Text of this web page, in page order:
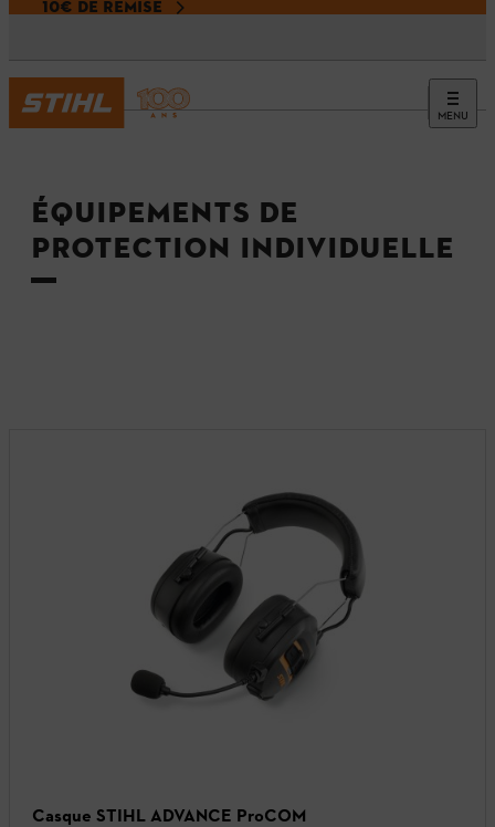
10€ DE REMISE
MENU
Accueil
ÉQUIPEMENTS DE
PROTECTION INDIVIDUELLE
Casque STIHL ADVANCE ProCOM